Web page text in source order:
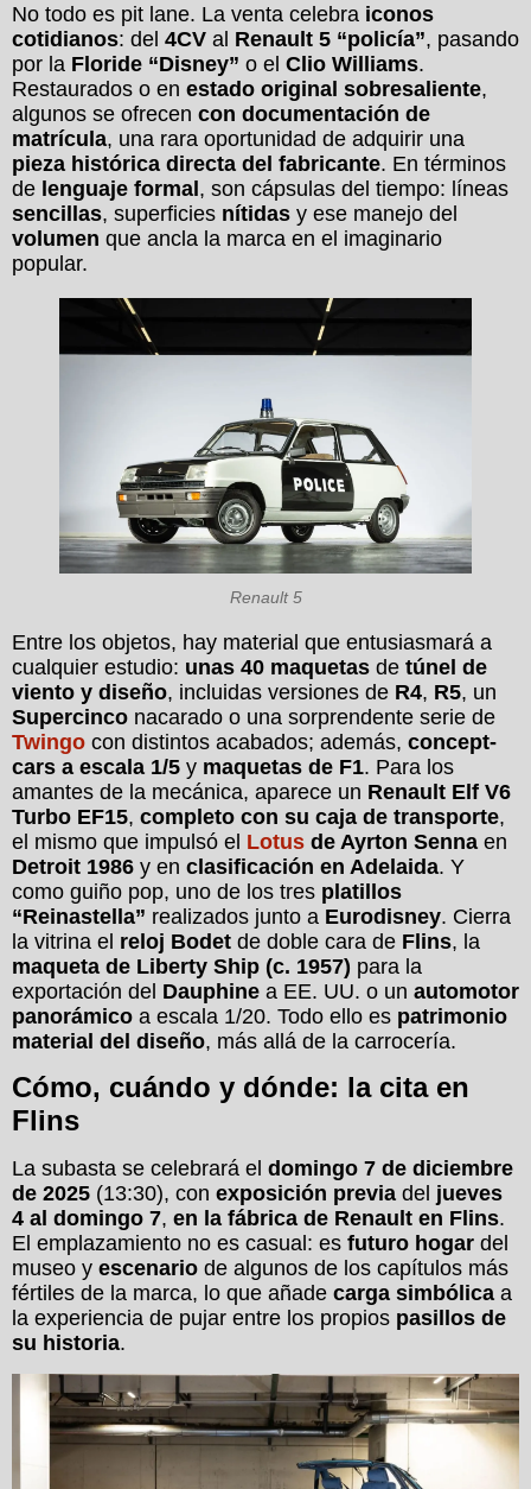
No todo es pit lane. La venta celebra iconos
cotidianos: del 4CV al Renault 5 “policía”, pasando
por la Floride “Disney” o el Clio Williams.
Restaurados o en estado original sobresaliente,
algunos se ofrecen con documentación de
matrícula, una rara oportunidad de adquirir una
pieza histórica directa del fabricante. En términos
de lenguaje formal, son cápsulas del tiempo: líneas
sencillas, superficies nítidas y ese manejo del
volumen que ancla la marca en el imaginario
popular.
Renault 5
Entre los objetos, hay material que entusiasmará a
cualquier estudio: unas 40 maquetas de túnel de
viento y diseño, incluidas versiones de R4, R5, un
Supercinco nacarado o una sorprendente serie de
Twingo con distintos acabados; además, concept-
cars a escala 1/5 y maquetas de F1. Para los
amantes de la mecánica, aparece un Renault Elf V6
Turbo EF15, completo con su caja de transporte,
el mismo que impulsó el Lotus de Ayrton Senna en
Detroit 1986 y en clasificación en Adelaida. Y
como guiño pop, uno de los tres platillos
“Reinastella” realizados junto a Eurodisney. Cierra
la vitrina el reloj Bodet de doble cara de Flins, la
maqueta de Liberty Ship (c. 1957) para la
exportación del Dauphine a EE. UU. o un automotor
panorámico a escala 1/20. Todo ello es patrimonio
material del diseño, más allá de la carrocería.
Cómo, cuándo y dónde: la cita en
Flins
La subasta se celebrará el domingo 7 de diciembre
de 2025 (13:30), con exposición previa del jueves
4 al domingo 7, en la fábrica de Renault en Flins.
El emplazamiento no es casual: es futuro hogar del
museo y escenario de algunos de los capítulos más
fértiles de la marca, lo que añade carga simbólica a
la experiencia de pujar entre los propios pasillos de
su historia.